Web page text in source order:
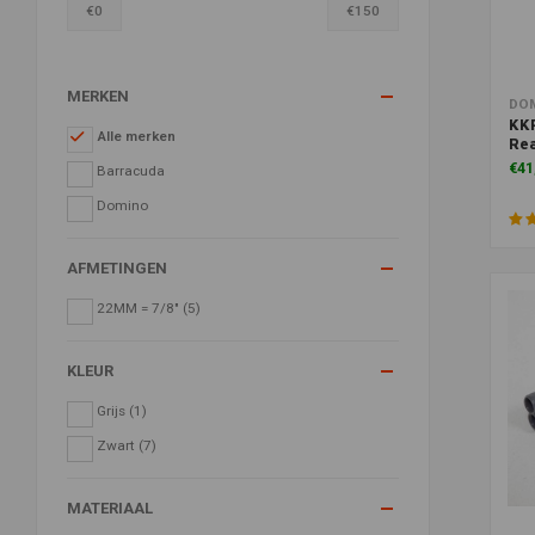
€0 €150
MERKEN
Alle merken
Barracuda
Domino
AFMETINGEN
22MM = 7/8" (5)
KLEUR
Grijs (1)
Zwart (7)
MATERIAAL